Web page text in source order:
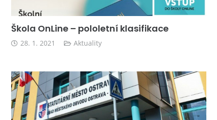
Škola OnLine – pololetní klasifikace
28. 1. 2021 Aktuality